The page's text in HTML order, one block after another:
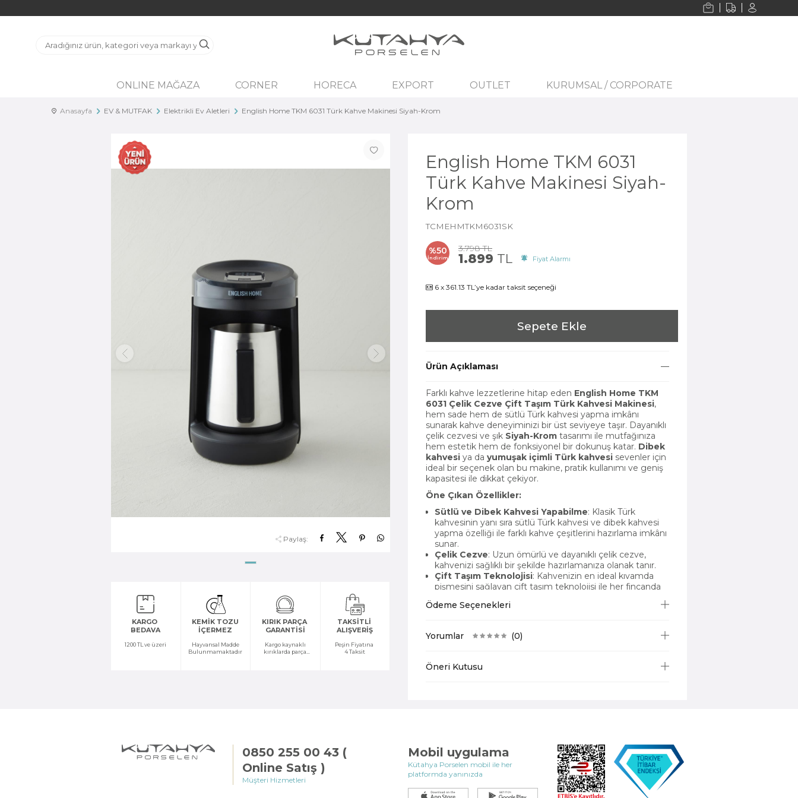
ONLINE MAĞAZA CORNER HORECA EXPORT OUTLET KURUMSAL / CORPORATE
Anasayfa EV & MUTFAK Elektrikli Ev Aletleri English Home TKM 6031 Türk Kahve Makinesi Siyah-Krom
Paylaş:
KARGO
BEDAVA
1200 TL ve üzeri
KEMİK TOZU
İÇERMEZ
Hayvansal Madde
Bulunmamaktadır
KIRIK PARÇA
GARANTİSİ
Kargo kaynaklı
kırıklarda parça
TAKSİTLİ
ALIŞVERİŞ
Peşin Fiyatına
4 Taksit
English Home TKM 6031
Türk Kahve Makinesi Siyah-
Krom
TCMEHMTKM6031SK
%50
İndirim
3.798TL
1.899 TL Fiyat Alarmı
6 x 361.13 TL’ye kadar taksit seçeneği
Sepete Ekle
Ürün Açıklaması
Farklı kahve lezzetlerine hitap eden English Home TKM
6031 Çelik Cezve Çift Taşım Türk Kahvesi Makinesi,
hem sade hem de sütlü Türk kahvesi yapma imkânı
sunarak kahve deneyiminizi bir üst seviyeye taşır. Dayanıklı
çelik cezvesi ve şık Siyah-Krom tasarımı ile mutfağınıza
hem estetik hem de fonksiyonel bir dokunuş katar. Dibek
kahvesi ya da yumuşak içimli Türk kahvesi sevenler için
ideal bir seçenek olan bu makine, pratik kullanımı ve geniş
kapasitesi ile dikkat çekiyor.
Öne Çıkan Özellikler:
Sütlü ve Dibek Kahvesi Yapabilme: Klasik Türk
kahvesinin yanı sıra sütlü Türk kahvesi ve dibek kahvesi
yapma özelliği ile farklı kahve çeşitlerini hazırlama imkânı
sunar.
Çelik Cezve: Uzun ömürlü ve dayanıklı çelik cezve,
kahvenizi sağlıklı bir şekilde hazırlamanıza olanak tanır.
Çift Taşım Teknolojisi: Kahvenizin en ideal kıvamda
pişmesini sağlayan çift taşım teknolojisi ile her fincanda
4 Fincan Kapasitesi
Farklı Kahve Seçenekleri
kahvesi gibi farklı kahve türlerini hazırlama imkânı sunar.
olanlar için mükemmel bir tercih.
Kullanım Alanları:
Ev ve Ofis Kullanımı
: Hem evde hem de ofiste pratik bir
şekilde Türk kahvesi hazırlamak için idealdir.
Ödeme Seçenekleri
Yorumlar (0)
Öneri Kutusu
0850 255 00 43 (
Online Satış )
Müşteri Hizmetleri
Mobil uygulama
Kütahya Porselen mobil ile her
platformda yanınızda